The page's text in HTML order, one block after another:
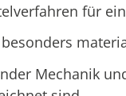
für
Mechanik